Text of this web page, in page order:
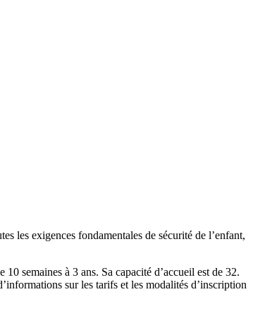
les exigences fondamentales de sécurité de l’enfant,
à 3 ans. Sa capacité d’accueil est de 32.
sur les tarifs et les modalités d’inscription